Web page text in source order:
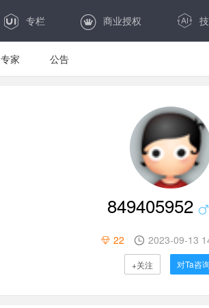
专栏 商业授权
专家 公告
849405952
22 2023-09-13
+关注 对Ta咨询